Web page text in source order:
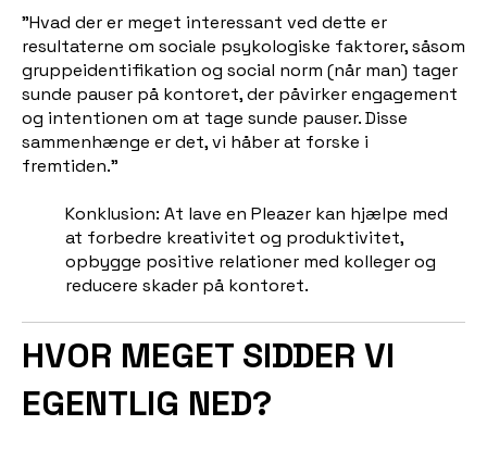
"Hvad der er meget interessant ved dette er
resultaterne om sociale psykologiske faktorer, såsom
gruppeidentifikation og social norm (når man) tager
sunde pauser på kontoret, der påvirker engagement
og intentionen om at tage sunde pauser. Disse
sammenhænge er det, vi håber at forske i
fremtiden."
Konklusion: At lave en Pleazer kan hjælpe med
at forbedre kreativitet og produktivitet,
opbygge positive relationer med kolleger og
reducere skader på kontoret.
HVOR MEGET SIDDER VI
EGENTLIG NED?